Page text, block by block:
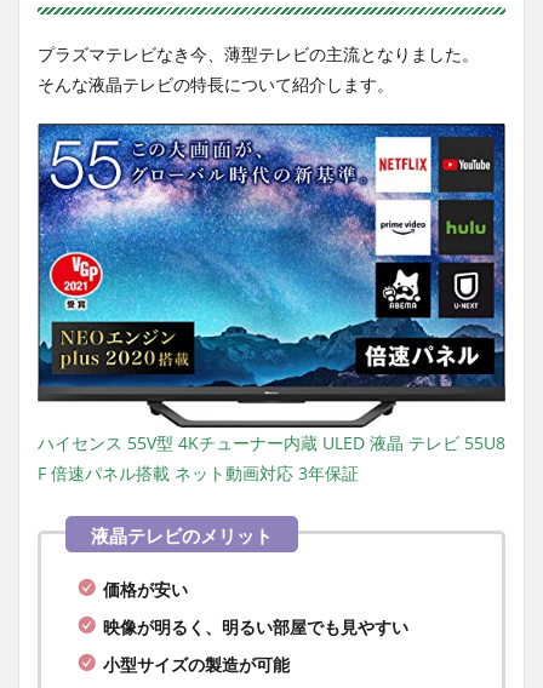
プラズマテレビなき今、薄型テレビの主流となりました。
そんな液晶テレビの特長について紹介します。
ハイセンス 55V型 4Kチューナー内蔵 ULED 液晶 テレビ 55U8
F 倍速パネル搭載 ネット動画対応 3年保証
価格が安い
映像が明るく、明るい部屋でも見やすい
小型サイズの製造が可能